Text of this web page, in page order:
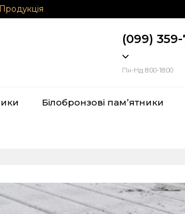
Продукція
(099)
Пн-Нд 8:00-18:00
Білобронзові памʼятники